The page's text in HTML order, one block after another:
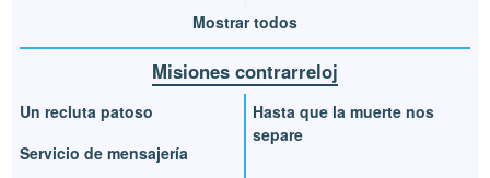
Mostrar todos
Misiones contrarreloj
Un recluta patoso
Servicio de mensajería
Hasta que la muerte nos
separe